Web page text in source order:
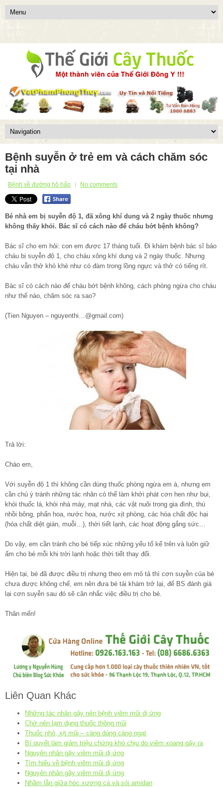
Bệnh suyễn ở trẻ em và cách chăm sóc
tại nhà
Bệnh về đường hô hấp No comments
Bé nhà em bị suyễn độ 1, đã xông khí dung và 2 ngày thuốc nhưng
không thấy khỏi. Bác sĩ có cách nào để cháu bớt bệnh không?
Bác sĩ cho em hỏi: con em được 17 tháng tuổi. Đi khám bệnh bác sĩ bảo
cháu bị suyễn độ 1, cho cháu xông khí dung và 2 ngày thuốc. Nhưng
cháu vẫn thở khò khè như có đàm trong lồng ngực và thở có tiếng rít.
Bác sĩ có cách nào để cháu bớt bệnh không, cách phòng ngừa cho cháu
như thế nào, chăm sóc ra sao?
(Tien Nguyen – nguyenthi…@gmail.com)
Trả lời:
Chào em,
Với suyễn độ 1 thì không cần dùng thuốc phòng ngừa em à, nhưng em
cần chú ý tránh những tác nhân có thể làm khởi phát cơn hen như bụi,
khói thuốc lá, khói nhà máy, mạt nhà, các vật nuôi trong gia đình, thú
nhồi bông, phấn hoa, nước hoa, nước xịt phòng, các hóa chất độc hại
(hóa chất diệt gián, muỗi…), thời tiết lạnh, các hoạt động gắng sức…
Do vậy, em cần tránh cho bé tiếp xúc những yếu tố kể trên và luôn giữ
ấm cho bé mỗi khi trời lạnh hoặc thời tiết thay đổi.
Hiện tại, bé đã được điều trị nhưng theo em mô tả thì cơn suyễn của bé
chưa được không chế, em nên đưa bé tái khám trở lại, để BS đánh giá
lại cơn suyễn sau đó sẽ cân nhắc việc điều trị cho bé.
Thân mến!
Liên Quan Khác
Những tác nhân gây nên bệnh viêm mũi dị ứng
Chớ nên lạm dụng thuốc thông mũi
Thuốc nhỏ, xịt mũi – càng dùng càng ngạt
Bí quyết làm giảm triệu chứng khó chịu do viêm xoang gây ra
Nguyên nhân gây viêm mũi dị ứng
Tìm hiểu về bệnh viêm mũi dị ứng
Nguyên nhân gây viêm mũi dị ứng
Nhầm lẫn giữa hóc xương cá và sỏi amidan